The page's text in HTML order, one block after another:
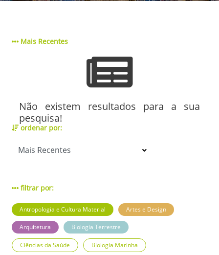
Mais Recentes
Não existem resultados para a sua
pesquisa!
ordenar por:
filtrar por:
Antropologia e Cultura Material Artes e Design
Arquitetura Biologia Terrestre
Ciências da Saúde Biologia Marinha